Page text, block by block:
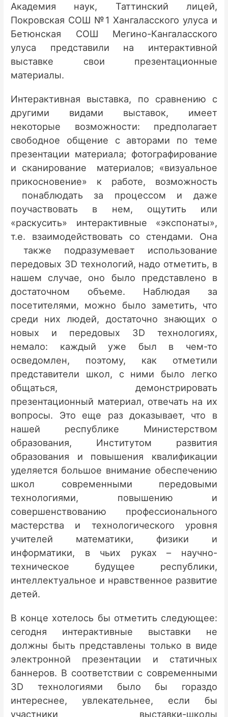
Академия наук, Таттинский лицей,
Покровская СОШ №1 Хангаласского улуса и
Бетюнская СОШ Мегино-Кангаласского
улуса представили на интерактивной
выставке свои презентационные
материалы.
Интерактивная выставка, по сравнению с
другими видами выставок, имеет
некоторые возможности: предполагает
свободное общение с авторами по теме
презентации материала; фотографирование
и сканирование материалов; «визуальное
прикосновение» к работе, возможность
понаблюдать за процессом и даже
поучаствовать в нем, ощутить или
«раскусить» интерактивные «экспонаты»,
т.е. взаимодействовать со стендами. Она
также подразумевает использование
передовых 3D технологий, надо отметить, в
нашем случае, оно было представлено в
достаточном объеме. Наблюдая за
посетителями, можно было заметить, что
среди них людей, достаточно знающих о
новых и передовых 3D технологиях,
немало: каждый уже был в чем-то
осведомлен, поэтому, как отметили
представители школ, с ними было легко
общаться, демонстрировать
презентационный материал, отвечать на их
вопросы. Это еще раз доказывает, что в
нашей республике Министерством
образования, Институтом развития
образования и повышения квалификации
уделяется большое внимание обеспечению
школ современными передовыми
технологиями, повышению и
совершенствованию профессионального
мастерства и технологического уровня
учителей математики, физики и
информатики, в чьих руках – научно-
техническое будущее республики,
интеллектуальное и нравственное развитие
детей.
В конце хотелось бы отметить следующее:
сегодня интерактивные выставки не
должны быть представлены только в виде
электронной презентации и статичных
баннеров. В соответствии с современными
3D технологиями было бы гораздо
интереснее, увлекательнее, если бы
участники выставки-школы